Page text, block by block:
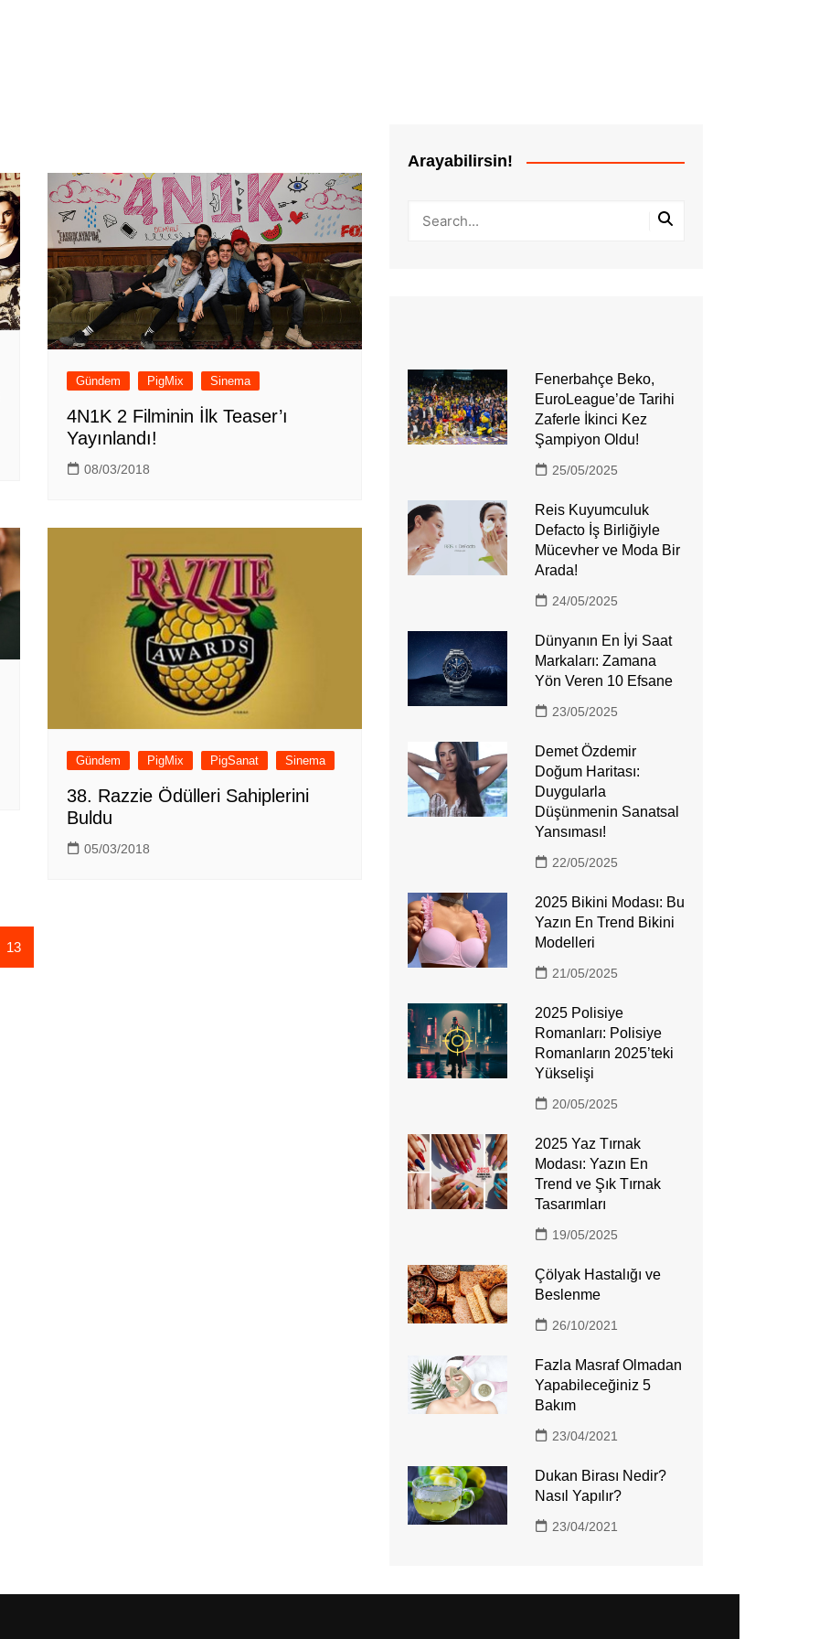
Gündem PigMix Sinema
4N1K 2 Filminin İlk Teaser’ı
Yayınlandı!
08/03/2018
Gündem PigMix PigSanat Sinema
38. Razzie Ödülleri Sahiplerini
Buldu
05/03/2018
13
Arayabilirsin!
Fenerbahçe Beko,
EuroLeague’de Tarihi
Zaferle İkinci Kez
Şampiyon Oldu!
25/05/2025
Reis Kuyumculuk
Defacto İş Birliğiyle
Mücevher ve Moda Bir
Arada!
24/05/2025
Dünyanın En İyi Saat
Markaları: Zamana
Yön Veren 10 Efsane
23/05/2025
Demet Özdemir
Doğum Haritası:
Duygularla
Düşünmenin Sanatsal
Yansıması!
22/05/2025
2025 Bikini Modası: Bu
Yazın En Trend Bikini
Modelleri
21/05/2025
2025 Polisiye
Romanları: Polisiye
Romanların 2025’teki
Yükselişi
20/05/2025
2025 Yaz Tırnak
Modası: Yazın En
Trend ve Şık Tırnak
Tasarımları
19/05/2025
Çölyak Hastalığı ve
Beslenme
26/10/2021
Fazla Masraf Olmadan
Yapabileceğiniz 5
Bakım
23/04/2021
Dukan Birası Nedir?
Nasıl Yapılır?
23/04/2021